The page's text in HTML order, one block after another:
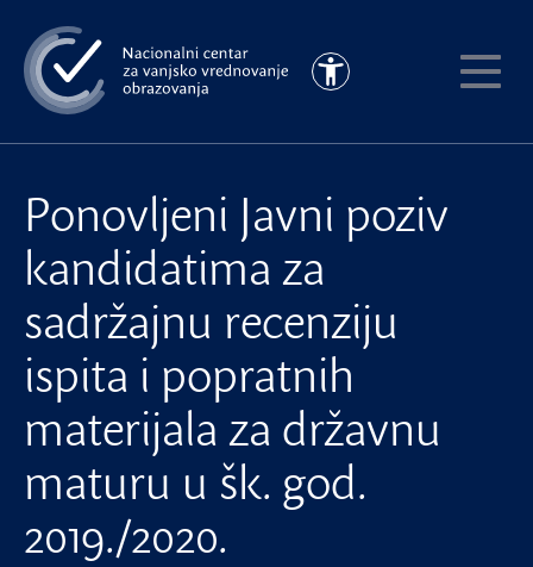
na
glavni
sadržaj
Pristupačnost
Ponovljeni Javni poziv
kandidatima za
sadržajnu recenziju
ispita i popratnih
materijala za državnu
maturu u šk. god.
2019./2020.